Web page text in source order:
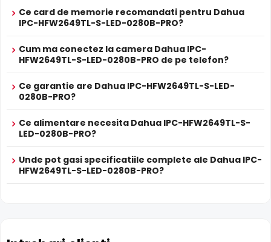
Lentila Fixa
lentila fixace ofera un unghi fix de vizualizare, ce nu
poate fi reglat in momentul instalarii, fiind pretabila in
supravegherea generala a zonelor. Distanta focala este
de 2.8 mm.
Compresie H.265+
Cu compresia H.265+
fata de H.264, pastrandu-si aceeasi calitate a imaginii.
pentru montaj exterior, cu carcasa din
Ce card de memorie recomandati pentru Dahua
IPC-HFW2649TL-S-LED-0280B-PRO?
Cum ma conectez la camera Dahua IPC-
HFW2649TL-S-LED-0280B-PRO de pe telefon?
Ce garantie are Dahua IPC-HFW2649TL-S-LED-
0280B-PRO?
Ce alimentare necesita Dahua IPC-HFW2649TL-S-
LED-0280B-PRO?
Unde pot gasi specificatiile complete ale Dahua IPC-
HFW2649TL-S-LED-0280B-PRO?